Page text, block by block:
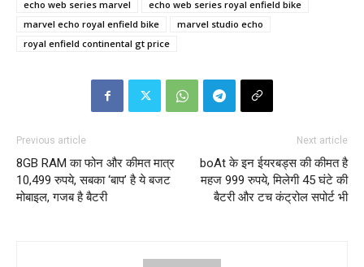
echo web series marvel
echo web series royal enfield bike
marvel echo royal enfield bike
marvel studio echo
royal enfield continental gt price
Previous article
8GB RAM का फोन और कीमत मात्र
10,499 रुपये, सबका ‘बाप’ है ये बजट
मोबाइल, गजब है बैटरी
Next article
boAt के इन ईयरबड्स की कीमत है
महज 999 रुपये, मिलेगी 45 घंटे की
बैटरी और टच कंट्रोल सपोर्ट भी